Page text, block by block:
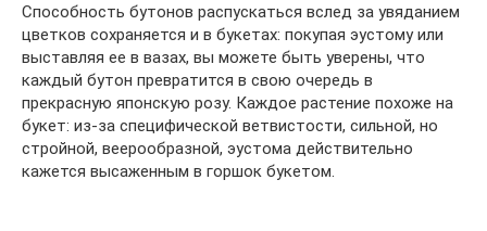
Способность бутонов распускаться вслед за увяданием
цветков сохраняется и в букетах: покупая эустому или
выставляя ее в вазах, вы можете быть уверены, что
каждый бутон превратится в свою очередь в
прекрасную японскую розу. Каждое растение похоже на
букет: из-за специфической ветвистости, сильной, но
стройной, веерообразной, эустома действительно
кажется высаженным в горшок букетом.